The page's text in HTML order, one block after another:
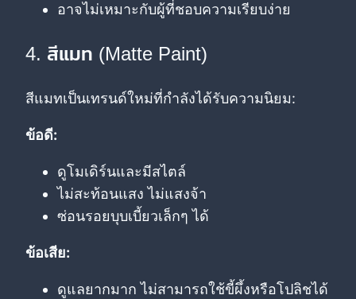
อาจไม่เหมาะกับผู้ที่ชอบความเรียบง่าย
4. สีแมท (Matte Paint)
สีแมทเป็นเทรนด์ใหม่ที่กำลังได้รับความนิยม:
ข้อดี:
ดูโมเดิร์นและมีสไตล์
ไม่สะท้อนแสง ไม่แสงจ้า
ซ่อนรอยบุบเบี้ยวเล็กๆ ได้
ข้อเสีย:
ดูแลยากมาก ไม่สามารถใช้ขี้ผึ้งหรือโปลิชได้